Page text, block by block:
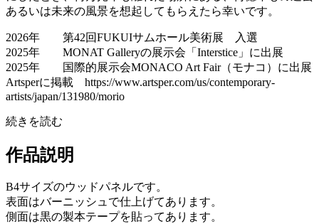
あるいは未来の風景を想起してもらえたら幸いです。
2026年 第42回FUKUIサムホール美術展 入選
2025年 MONAT Galleryの展示会「Interstice」に出展
2025年 国際的展示会MONACO Art Fair（モナコ）に出展
Artsperに掲載 https://www.artsper.com/us/contemporary-
artists/japan/131980/morio
続きを読む
作品説明
B4サイズのウッドパネルです。
表面はバーニッシュで仕上げてあります。
側面は黒の製本テープを貼ってあります。